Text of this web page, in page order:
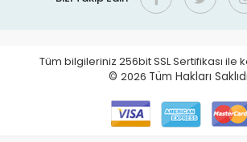
Tüm bilgileriniz 256bit SSL Sertifikası ile
© 2026 Tüm Hakları